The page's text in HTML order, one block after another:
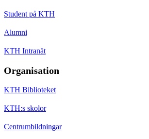
Student på KTH
Alumni
KTH Intranät
Organisation
KTH Biblioteket
KTH:s skolor
Centrumbildningar